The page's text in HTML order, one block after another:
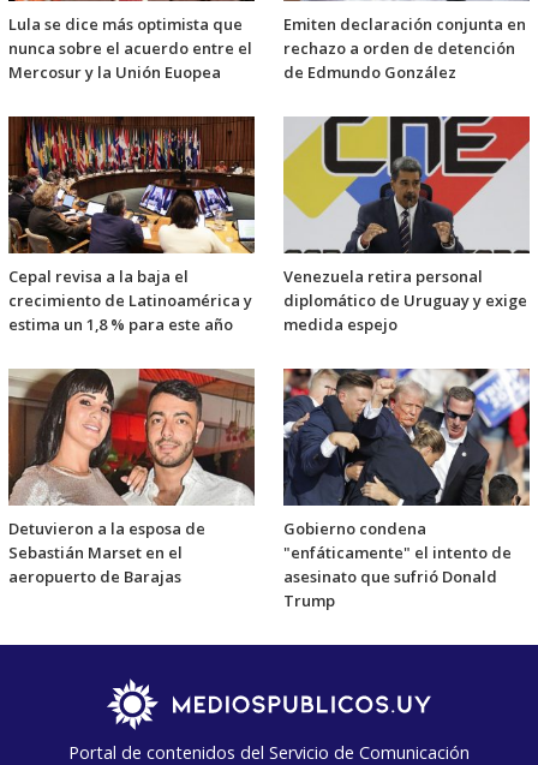
Lula se dice más optimista que
nunca sobre el acuerdo entre el
Mercosur y la Unión Euopea
Emiten declaración conjunta en
rechazo a orden de detención
de Edmundo González
Cepal revisa a la baja el
crecimiento de Latinoamérica y
estima un 1,8 % para este año
Venezuela retira personal
diplomático de Uruguay y exige
medida espejo
Detuvieron a la esposa de
Sebastián Marset en el
aeropuerto de Barajas
Gobierno condena
"enfáticamente" el intento de
asesinato que sufrió Donald
Trump
Portal de contenidos del Servicio de Comunicación